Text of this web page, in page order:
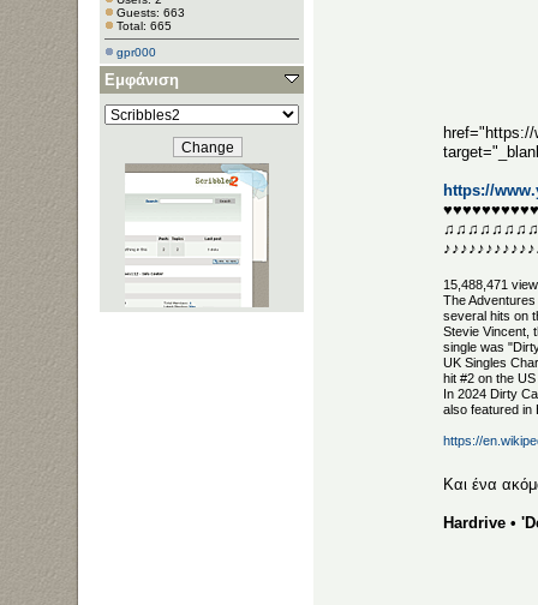
Guests: 663
Total: 665
gpr000
Εμφάνιση
https://
15,488,471
The
several hits on
Stevie Vincent,
single was
UK Singles
hit #2 on the
In 2024 Dirty
also featured in
https://
Kαι ένα
Hardrive ‎•